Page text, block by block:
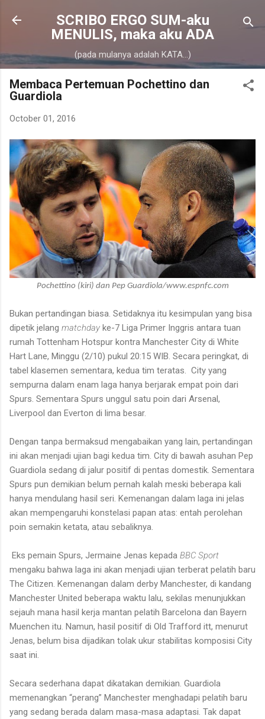
Skip to main content
SCRIBO ERGO SUM-aku
MENULIS, maka aku ADA
(pada mulanya adalah KATA...)
Membaca Pertemuan Pochettino dan
Guardiola
October 01, 2016
Pochettino (kiri) dan Pep Guardiola/www.espnfc.com
Bukan pertandingan biasa. Setidaknya itu kesimpulan yang bisa
dipetik jelang matchday ke-7 Liga Primer Inggris antara tuan
rumah Tottenham Hotspur kontra Manchester City di White
Hart Lane, Minggu (2/10) pukul 20:15 WIB. Secara peringkat, di
tabel klasemen sementara, kedua tim teratas. City yang
sempurna dalam enam laga hanya berjarak empat poin dari
Spurs. Sementara Spurs unggul satu poin dari Arsenal,
Liverpool dan Everton di lima besar.
Dengan tanpa bermaksud mengabaikan yang lain, pertandingan
ini akan menjadi ujian bagi kedua tim. City di bawah asuhan Pep
Guardiola sedang di jalur positif di pentas domestik. Sementara
Spurs pun demikian belum pernah kalah meski beberapa kali
hanya mendulang hasil seri. Kemenangan dalam laga ini jelas
akan mempengaruhi konstelasi papan atas: entah perolehan
poin semakin ketata, atau sebaliknya.
Eks pemain Spurs, Jermaine Jenas kepada BBC Sport
mengaku bahwa laga ini akan menjadi ujian terberat pelatih baru
The Citizen. Kemenangan dalam derby Manchester, di kandang
Manchester United beberapa waktu lalu, sekilas menunjukkan
sejauh mana hasil kerja mantan pelatih Barcelona dan Bayern
Muenchen itu. Namun, hasil positif di Old Trafford itt, menurut
Jenas, belum bisa dijadikan tolak ukur stabilitas komposisi City
saat ini.
Secara sederhana dapat dikatakan demikian. Guardiola
memenangkan “perang” Manchester menghadapi pelatih baru
yang sedang berada dalam masa-masa adaptasi. Tak dapat